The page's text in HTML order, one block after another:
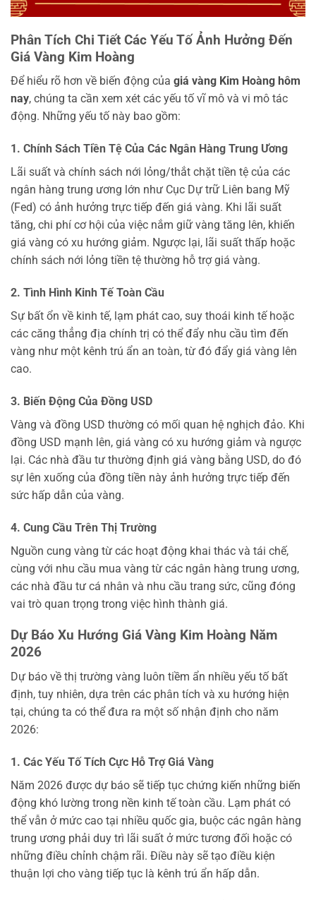
Phân Tích Chi Tiết Các Yếu Tố Ảnh Hưởng Đến
Giá Vàng Kim Hoàng
Để hiểu rõ hơn về biến động của giá vàng Kim Hoàng hôm
nay, chúng ta cần xem xét các yếu tố vĩ mô và vi mô tác
động. Những yếu tố này bao gồm:
1. Chính Sách Tiền Tệ Của Các Ngân Hàng Trung Ương
Lãi suất và chính sách nới lỏng/thắt chặt tiền tệ của các
ngân hàng trung ương lớn như Cục Dự trữ Liên bang Mỹ
(Fed) có ảnh hưởng trực tiếp đến giá vàng. Khi lãi suất
tăng, chi phí cơ hội của việc nắm giữ vàng tăng lên, khiến
giá vàng có xu hướng giảm. Ngược lại, lãi suất thấp hoặc
chính sách nới lỏng tiền tệ thường hỗ trợ giá vàng.
2. Tình Hình Kinh Tế Toàn Cầu
Sự bất ổn về kinh tế, lạm phát cao, suy thoái kinh tế hoặc
các căng thẳng địa chính trị có thể đẩy nhu cầu tìm đến
vàng như một kênh trú ẩn an toàn, từ đó đẩy giá vàng lên
cao.
3. Biến Động Của Đồng USD
Vàng và đồng USD thường có mối quan hệ nghịch đảo. Khi
đồng USD mạnh lên, giá vàng có xu hướng giảm và ngược
lại. Các nhà đầu tư thường định giá vàng bằng USD, do đó
sự lên xuống của đồng tiền này ảnh hưởng trực tiếp đến
sức hấp dẫn của vàng.
4. Cung Cầu Trên Thị Trường
Nguồn cung vàng từ các hoạt động khai thác và tái chế,
cùng với nhu cầu mua vàng từ các ngân hàng trung ương,
các nhà đầu tư cá nhân và nhu cầu trang sức, cũng đóng
vai trò quan trọng trong việc hình thành giá.
Dự Báo Xu Hướng Giá Vàng Kim Hoàng Năm
2026
Dự báo về thị trường vàng luôn tiềm ẩn nhiều yếu tố bất
định, tuy nhiên, dựa trên các phân tích và xu hướng hiện
tại, chúng ta có thể đưa ra một số nhận định cho năm
2026:
1. Các Yếu Tố Tích Cực Hỗ Trợ Giá Vàng
Năm 2026 được dự báo sẽ tiếp tục chứng kiến những biến
động khó lường trong nền kinh tế toàn cầu. Lạm phát có
thể vẫn ở mức cao tại nhiều quốc gia, buộc các ngân hàng
trung ương phải duy trì lãi suất ở mức tương đối hoặc có
những điều chỉnh chậm rãi. Điều này sẽ tạo điều kiện
thuận lợi cho vàng tiếp tục là kênh trú ẩn hấp dẫn.